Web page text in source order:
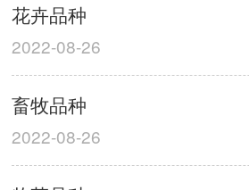
花卉品种
2022-08-26
畜牧品种
2022-08-26